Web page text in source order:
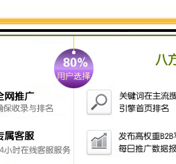
电机的控制电路使驱动电机失电的系
制，简便易学。所有调整操作通过触
制功能、上高度限制功能、上高度限
的共98台产品塔机安全管理系统顺利通
生产制度，严肃的思想作风，投入
史事故 2、 数据记录 操作、报警、